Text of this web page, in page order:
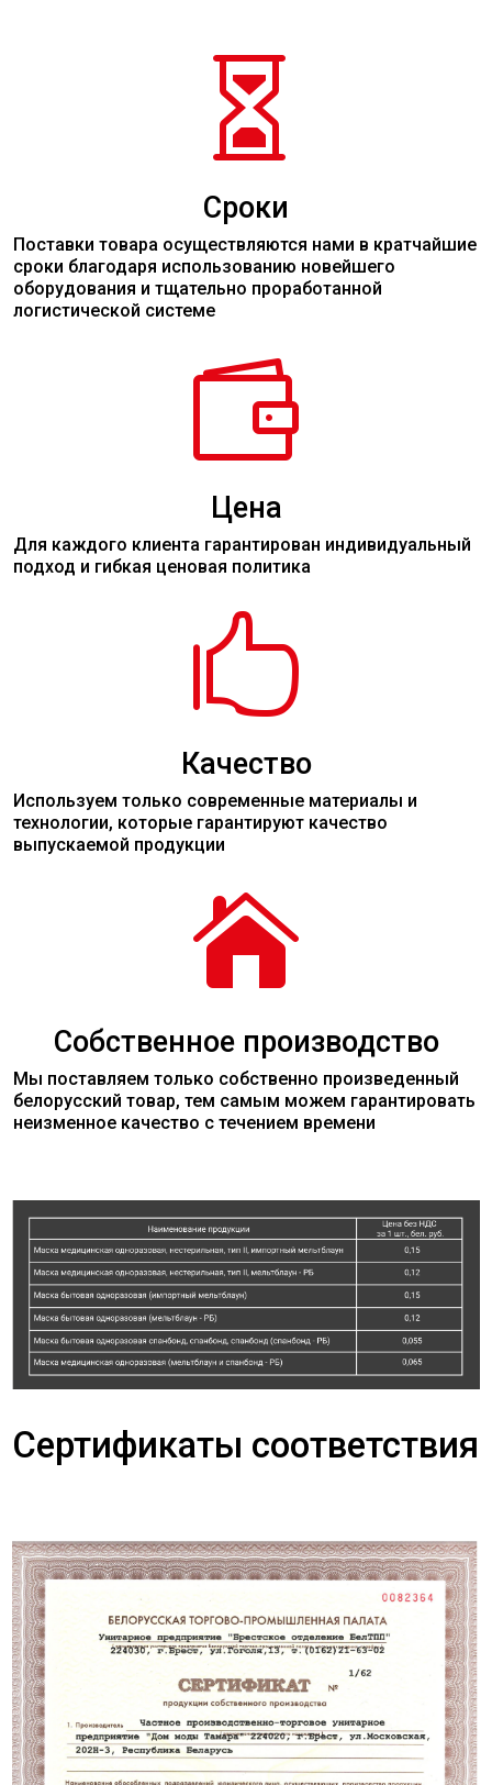

Сроки
Поставки товара осуществляются нами в кратчайшие
сроки благодаря использованию новейшего
оборудования и тщательно проработанной
логистической системе

Цена
Для каждого клиента гарантирован индивидуальный
подход и гибкая ценовая политика

Качество
Используем только современные материалы и
технологии, которые гарантируют качество
выпускаемой продукции

Собственное производство
Мы поставляем только собственно произведенный
белорусский товар, тем самым можем гарантировать
неизменное качество с течением времени
Сертификаты соответствия